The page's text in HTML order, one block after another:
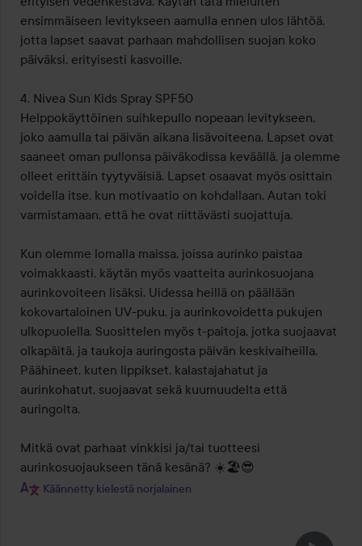
ensimmäiseen levitykseen aamulla ennen ulos lähtöä,
jotta lapset saavat parhaan mahdollisen suojan koko
päiväksi, erityisesti kasvoille.
4. Nivea Sun Kids Spray SPF50
Helppokäyttöinen suihkepullo nopeaan levitykseen,
joko aamulla tai päivän aikana lisävoiteena. Lapset ovat
saaneet oman pullonsa päiväkodissa keväällä, ja olemme
olleet erittäin tyytyväisiä. Lapset osaavat myös osittain
voidella itse, kun motivaatio on kohdallaan. Autan toki
varmistamaan, että he ovat riittävästi suojattuja.
Kun olemme lomalla maissa, joissa aurinko paistaa
voimakkaasti, käytän myös vaatteita aurinkosuojana
aurinkovoiteen lisäksi. Uidessa heillä on päällään
kokovartaloinen UV-puku, ja aurinkovoidetta pukujen
ulkopuolella. Suosittelen myös t-paitoja, jotka suojaavat
olkapäitä, ja taukoja auringosta päivän keskivaiheilla.
Päähineet, kuten lippikset, kalastajahatut ja
aurinkohatut, suojaavat sekä kuumuudelta että
auringolta.
Mitkä ovat parhaat vinkkisi ja/tai tuotteesi
Käännetty kielestä norjalainen